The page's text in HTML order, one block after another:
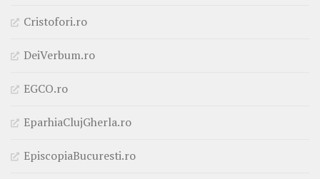
Cristofori.ro
DeiVerbum.ro
EGCO.ro
EparhiaClujGherla.ro
EpiscopiaBucuresti.ro